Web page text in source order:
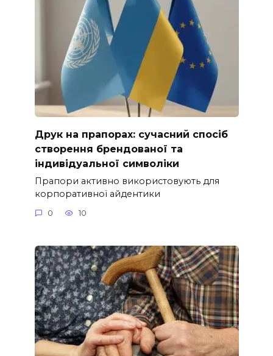
Друк на прапорах: сучасний спосіб
створення брендованої та
індивідуальної символіки
Прапори активно використовують для
корпоративної айдентики
0 10